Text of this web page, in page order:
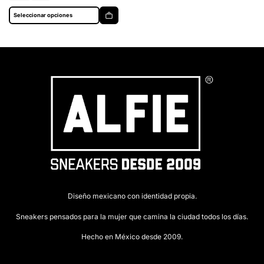
Seleccionar opciones
pueden
elegir
la
Diseño mexicano con identidad propia.
Sneakers pensados para la mujer que camina la ciudad todos los días.
Hecho en México desde 2009.